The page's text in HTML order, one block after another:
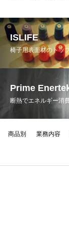
ISLIFE
椅子用表面材のトッ
Prime
断熱でエネルギー消
商品別 業務内容